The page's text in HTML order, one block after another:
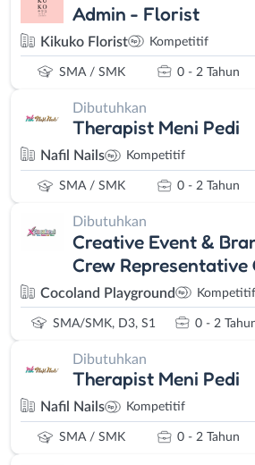
Admin - Florist
Kikuko Florist Kompetitif
SMA / SMK 0 - 2 Tahun
Dibutuhkan
Therapist Meni Pedi
Nafil Nails Kompetitif
SMA / SMK 0 - 2 Tahun
Dibutuhkan
Creative Event &
Crew Representative
Cocoland Playground Kompetitif
SMA/SMK, D3, S1 0 - 2
Dibutuhkan
Therapist Meni Pedi
Nafil Nails Kompetitif
SMA / SMK 0 - 2 Tahun